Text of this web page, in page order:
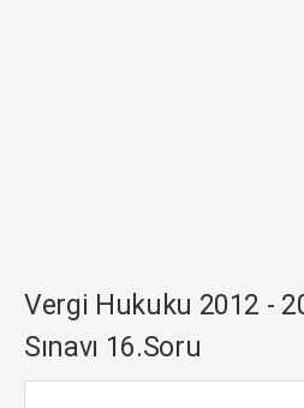
Vergi Hukuku 2012 -
Sınavı 16.Soru